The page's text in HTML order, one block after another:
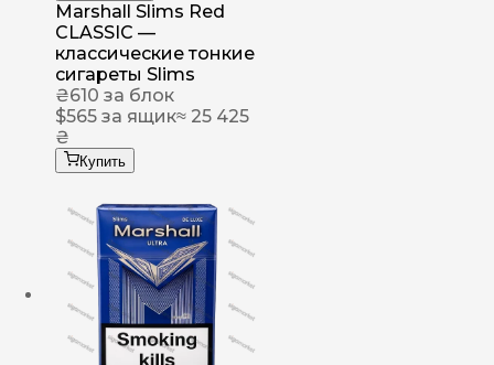
Marshall Slims Red
CLASSIC —
классические тонкие
сигареты Slims
₴610 за блок
$565 за ящик≈ 25 425
₴
Купить